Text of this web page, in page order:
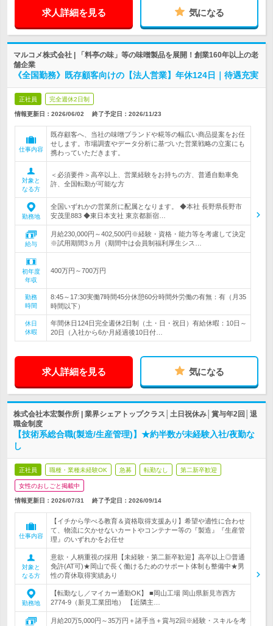
求人詳細を見る 気になる
マルコメ株式会社 | 「料亭の味」等の味噌製品を展開！創業160年以上の老
舗企業
《全国勤務》既存顧客向けの【法人営業】年休124日｜待遇充実
正社員 完全週休2日制
情報更新日：2026/06/02 終了予定日： 2026/11/23
仕事内容
既存顧客へ、当社の味噌ブランドや糀等の幅広い商品提案をお任
せします。市場調査やデータ分析に基づいた営業戦略の立案にも
携わっていただきます。
対象と
なる方
＜必須要件＞高卒以上、営業経験をお持ちの方、普通自動車免
許、全国転勤が可能な方
勤務地
全国いずれかの営業所に配属となります。 ◆本社 長野県長野市
安茂里883 ◆東日本支社 東京都新宿…
給与
月給230,000円～402,500円※経験・資格・能力等を考慮して決定
※試用期間3ヵ月（期間中は会員制福利厚生シス…
初年度
年収
400万円～700万円
勤務
時間
8:45～17:30実働7時間45分休憩60分時間外労働の有無：有（月35
時間以下）
休日
休暇
年間休日124日完全週休2日制（土・日・祝日）有給休暇：10日～
20日（入社から6か月経過後10日付…
求人詳細を見る 気になる
株式会社本宏製作所 | 業界シェアトップクラス│土日祝休み│賞与年2回│退
職金制度
【技術系総合職(製造/生産管理)】★約半数が未経験入社/夜勤な
し
正社員 職種・業種未経験OK 急募 転勤なし 第二新卒歓迎
女性のおしごと掲載中
情報更新日：2026/07/31 終了予定日： 2026/09/14
仕事内容
【イチから学べる教育＆資格取得支援あり】希望や適性に合わせ
て、物流に欠かせないカートやコンテナー等の『製造』『生産管
理』のいずれかをお任せ
対象と
なる方
意欲・人柄重視の採用【未経験・第二新卒歓迎】高卒以上◎普通
免許(AT可)★岡山で長く働けるためのサポート体制も整備中★男
性の育休取得実績あり
勤務地
【転勤なし／マイカー通勤OK】 ■岡山工場 岡山県新見市西方
2774-9（新見工業団地） 【近隣主…
月給20万5,000円～35万円＋諸手当＋賞与2回※経験・スキルを考